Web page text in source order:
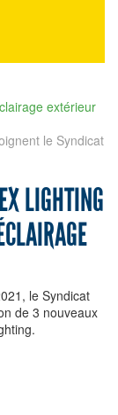
extérieur
le Syndicat
LIGHTING
le Syndicat
de 3 nouveaux